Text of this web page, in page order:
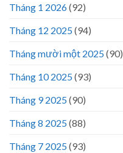
Tháng 1 2026(92)
Tháng 12 2025(94)
Tháng mười một 2025(90)
Tháng 10 2025(93)
Tháng 9 2025(90)
Tháng 8 2025(88)
Tháng 7 2025(93)